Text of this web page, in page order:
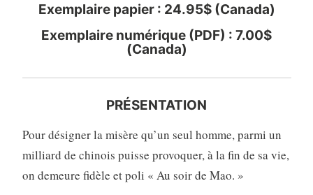
Exemplaire papier : 24.95$ (Canada)
Exemplaire numérique (PDF) : 7.00$
(Canada)
PRÉSENTATION
Pour désigner la misère qu’un seul homme, parmi un
milliard de chinois puisse provoquer, à la fin de sa vie,
on demeure fidèle et poli « Au soir de Mao. »